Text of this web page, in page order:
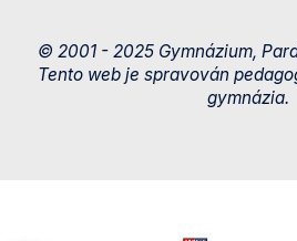
© 2001 - 2025 Gymnázium,
Tento web je spravován
gymnázia.